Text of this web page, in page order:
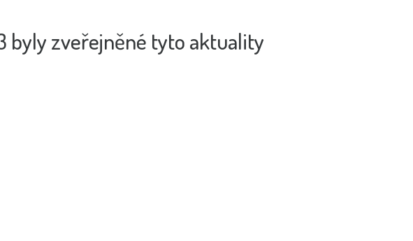
byly zveřejněné tyto aktuality